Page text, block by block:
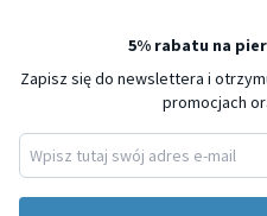
5% rabatu na
Zapisz się do newslettera i
promocjach